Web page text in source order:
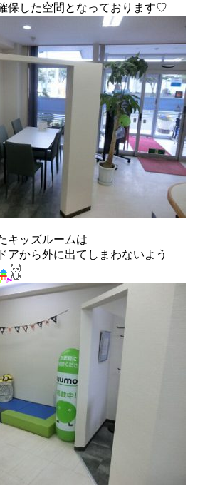
保した空間となっております♡
キッズルームは
アから外に出てしまわないよう